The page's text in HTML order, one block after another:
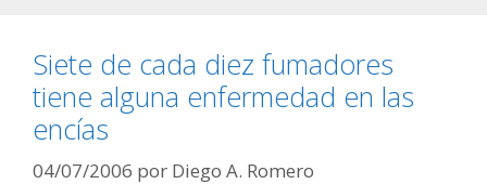
Siete de cada diez fumadores
tiene alguna enfermedad en las
encías
04/07/2006 por Diego A. Romero